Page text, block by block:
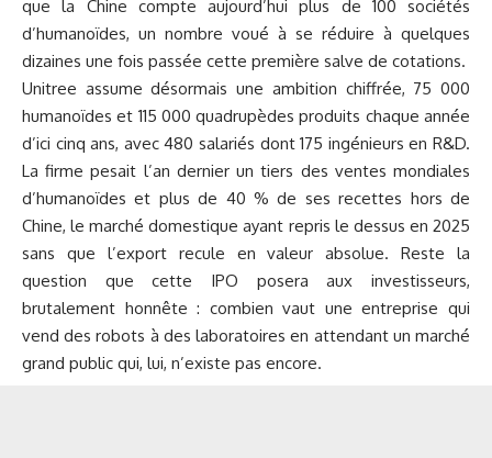
que la Chine compte aujourd’hui plus de 100 sociétés
d’humanoïdes, un nombre voué à se réduire à quelques
dizaines une fois passée cette première salve de cotations.
Unitree assume désormais une ambition chiffrée, 75 000
humanoïdes et 115 000 quadrupèdes produits chaque année
d’ici cinq ans, avec 480 salariés dont 175 ingénieurs en R&D.
La firme pesait l’an dernier un tiers des ventes mondiales
d’humanoïdes et plus de 40 % de ses recettes hors de
Chine, le marché domestique ayant repris le dessus en 2025
sans que l’export recule en valeur absolue. Reste la
question que cette IPO posera aux investisseurs,
brutalement honnête : combien vaut une entreprise qui
vend des robots à des laboratoires en attendant un marché
grand public qui, lui, n’existe pas encore.